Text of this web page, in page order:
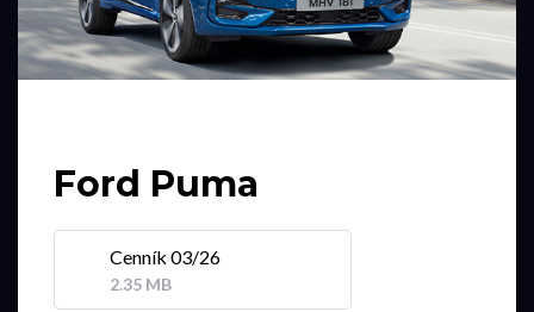
Ford Puma
Cenník 03/26
2.35 MB